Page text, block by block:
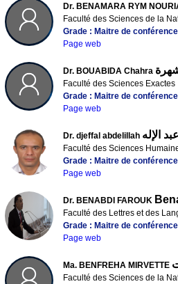
Dr. BENAMARA RYM
Faculté des Sciences de la
Grade : Maitre de
Page web
Dr. BOUABIDA Chahra
Faculté des Sciences Exactes
Grade : Maitre de
Page web
Dr. djeffal abdelillah الإله
Faculté des Sciences
Grade : Maitre de
Page web
Dr. BENABDI FAROUK
Faculté des Lettres et des
Grade : Maitre de
Page web
Ma. BENFREHA MIRVETTE
Faculté des Sciences de la